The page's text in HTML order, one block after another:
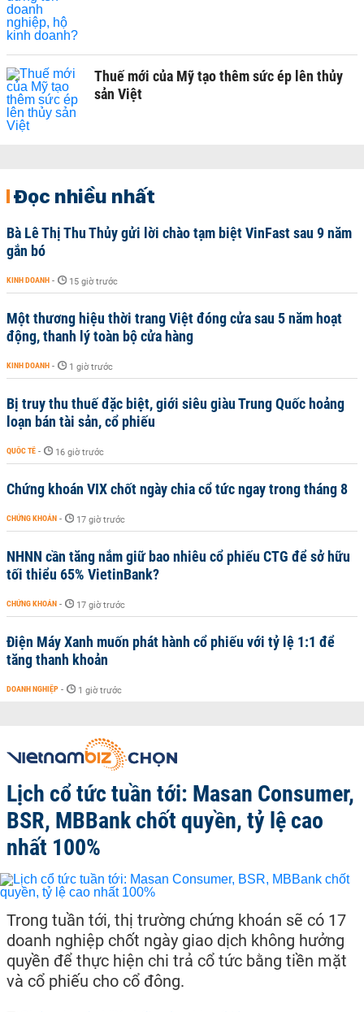
Thuế mới của Mỹ tạo thêm sức ép lên thủy
sản Việt
Đọc nhiều nhất
Bà Lê Thị Thu Thủy gửi lời chào tạm biệt VinFast sau 9 năm
gắn bó
KINH DOANH - 15 giờ trước
Một thương hiệu thời trang Việt đóng cửa sau 5 năm hoạt
động, thanh lý toàn bộ cửa hàng
KINH DOANH - 1 giờ trước
Bị truy thu thuế đặc biệt, giới siêu giàu Trung Quốc hoảng
loạn bán tài sản, cổ phiếu
QUỐC TẾ - 16 giờ trước
Chứng khoán VIX chốt ngày chia cổ tức ngay trong tháng 8
CHỨNG KHOÁN - 17 giờ trước
NHNN cần tăng nắm giữ bao nhiêu cổ phiếu CTG để sở hữu
tối thiểu 65% VietinBank?
CHỨNG KHOÁN - 17 giờ trước
Điện Máy Xanh muốn phát hành cổ phiếu với tỷ lệ 1:1 để
tăng thanh khoản
DOANH NGHIỆP - 1 giờ trước
Lịch cổ tức tuần tới: Masan Consumer,
BSR, MBBank chốt quyền, tỷ lệ cao
nhất 100%
Trong tuần tới, thị trường chứng khoán sẽ có 17
doanh nghiệp chốt ngày giao dịch không hưởng
quyền để thực hiện chi trả cổ tức bằng tiền mặt
và cổ phiếu cho cổ đông.